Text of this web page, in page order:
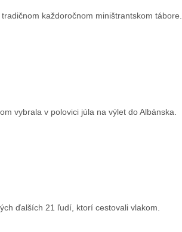
každoročnom miništrantskom tábore.
vybrala v polovici júla na výlet do Albánska.
ďalších 21 ľudí, ktorí cestovali vlakom.